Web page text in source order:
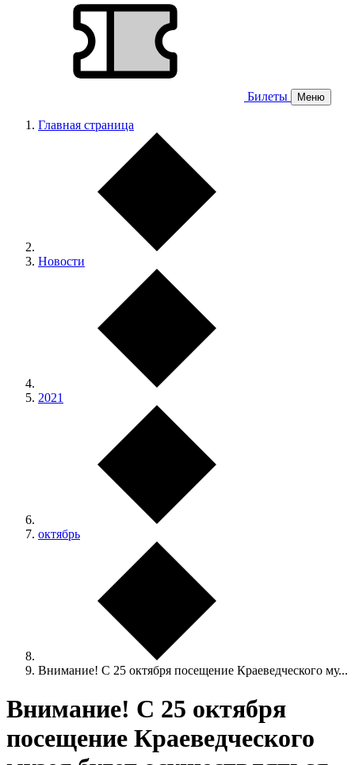
Билеты Меню
Главная страница
Новости
2021
октябрь
Внимание! С 25 октября посещение Краеведческого му...
Внимание! С 25 октября
посещение Краеведческого